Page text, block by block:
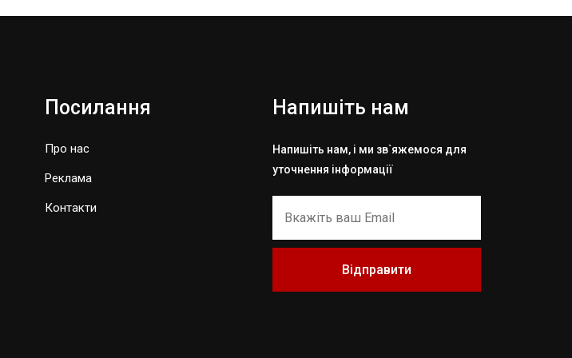
Посилання
Про нас
Реклама
Контакти
Напишіть нам
Напишіть нам, і ми зв`яжемося для
уточнення інформації
Відправити